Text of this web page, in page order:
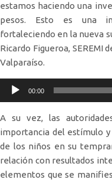
estamos haciendo una
pesos. Esto es una
fortaleciendo en la nueva
Ricardo Figueroa, SEREMI
Valparaíso.
Reproductor
audio
00:00
A su vez, las
importancia del estímulo
de los niños en su
relación con resultados
elementos que se